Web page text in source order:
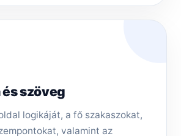
szöveg
logikáját, a fő szakaszokat,
valamint az